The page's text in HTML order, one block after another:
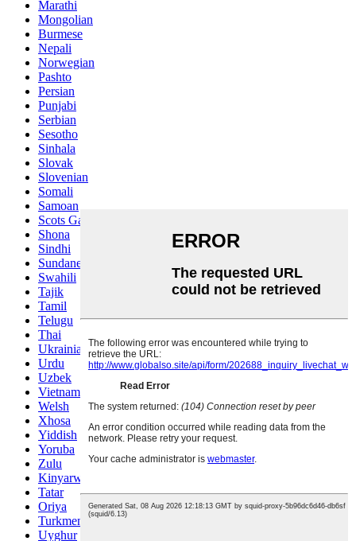
Marathi
Mongolian
Burmese
Nepali
Norwegian
Pashto
Persian
Punjabi
Serbian
Sesotho
Sinhala
Slovak
Slovenian
Somali
Samoan
Scots Gaelic
Shona
Sindhi
Sundanese
Swahili
Tajik
Tamil
Telugu
Thai
Ukrainian
Urdu
Uzbek
Vietnamese
Welsh
Xhosa
Yiddish
Yoruba
Zulu
Kinyarwanda
Tatar
Oriya
Turkmen
Uyghur